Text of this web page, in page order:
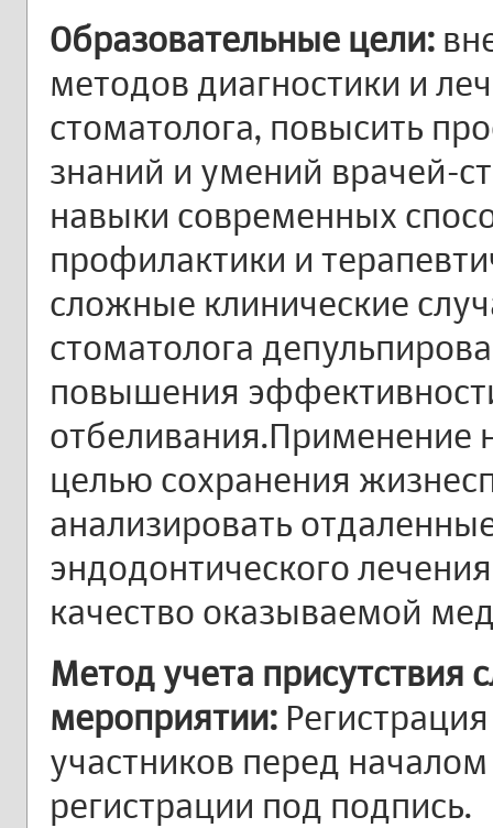
Образовательные цели:
методов диагностики и
стоматолога, повысить
знаний и умений врачей-
навыки современных
профилактики и
сложные клинические
стоматолога
повышения
отбеливания.Применение
целью сохранения
анализировать
эндодонтического
качество оказываемой
Метод учета присутствия
мероприятии:
участников перед
регистрации под подпись.